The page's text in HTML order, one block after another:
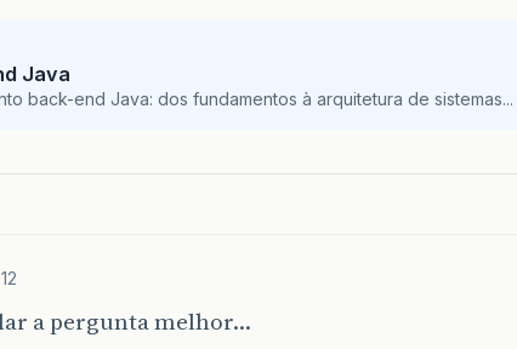
Java
back-end Java: dos fundamentos à arquitetura de sistemas...
a pergunta melhor…